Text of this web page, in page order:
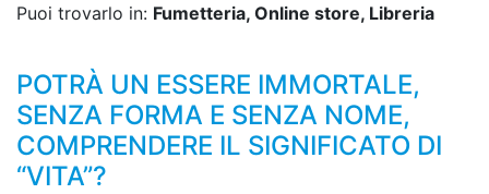
Puoi trovarlo in: Fumetteria, Online store, Libreria
POTRÀ UN ESSERE IMMORTALE,
SENZA FORMA E SENZA NOME,
COMPRENDERE IL SIGNIFICATO DI
“VITA”?